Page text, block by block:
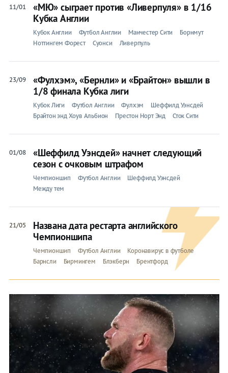
11/01
«МЮ» сыграет против «Ливерпуля» в 1/16
Кубка Англии
Кубок Англии Футбол Англии Манчестер Сити
Борнмут
Ноттингем Форест
Суонси Ливерпуль
23/09
«Фулхэм», «Бернли» и «Брайтон» вышли в
1/8 финала Кубка лиги
Кубок Лиги Футбол Англии Фулхэм
Шеффилд Уэнсдей
Брайтон энд Хоув Альбион
Престон Норт Энд Сток Сити
01/08
«Шеффилд Уэнсдей» начнет следующий
сезон с очковым штрафом
Чемпионшип Футбол Англии
Шеффилд Уэнсдей
Между тем
21/05
Названа дата рестарта английского
Чемпионшипа
Чемпионшип Футбол Англии
Коронавирус в футболе
Барнсли
Бирмингем Блэкберн Брентфорд